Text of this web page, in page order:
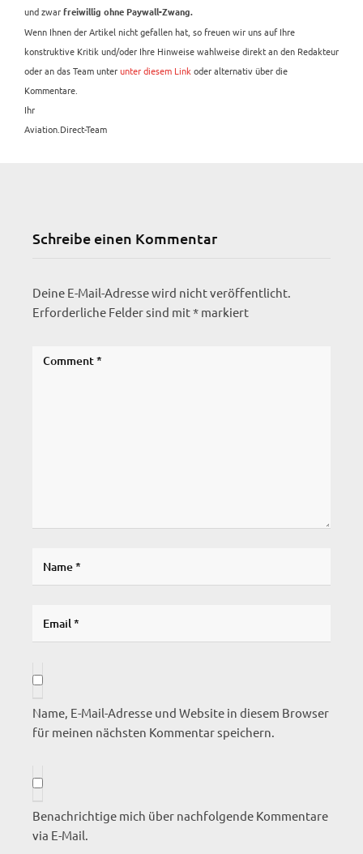
und zwar freiwillig ohne Paywall-Zwang.
Wenn Ihnen der Artikel nicht gefallen hat, so freuen wir uns auf Ihre
konstruktive Kritik und/oder Ihre Hinweise wahlweise direkt an den Redakteur
oder an das Team unterunter diesem Link oder alternativ über die
Kommentare.
Ihr
Aviation.Direct-Team
Schreibe einen Kommentar
Deine E-Mail-Adresse wird nicht veröffentlicht.
Erforderliche Felder sind mit* markiert
Name, E-Mail-Adresse und Website in diesem Browser
für meinen nächsten Kommentar speichern.
Benachrichtige mich über nachfolgende Kommentare
via E-Mail.